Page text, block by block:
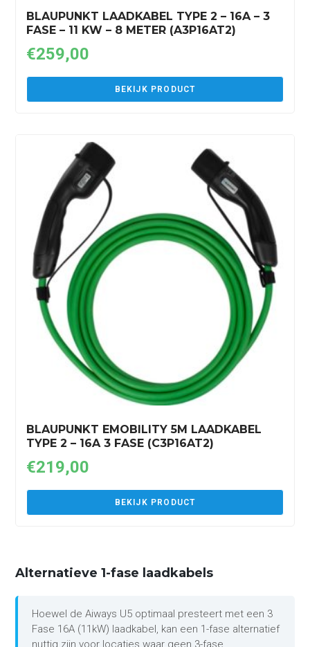
BLAUPUNKT LAADKABEL TYPE 2 – 16A – 3
FASE – 11 KW – 8 METER (A3P16AT2)
€259,00
BEKIJK PRODUCT
BLAUPUNKT EMOBILITY 5M LAADKABEL
TYPE 2 – 16A 3 FASE (C3P16AT2)
€219,00
BEKIJK PRODUCT
Alternatieve 1-fase laadkabels
Hoewel de Aiways U5 optimaal presteert met een 3
Fase 16A (11kW) laadkabel, kan een 1-fase alternatief
nuttig zijn voor locaties waar geen 3-fase